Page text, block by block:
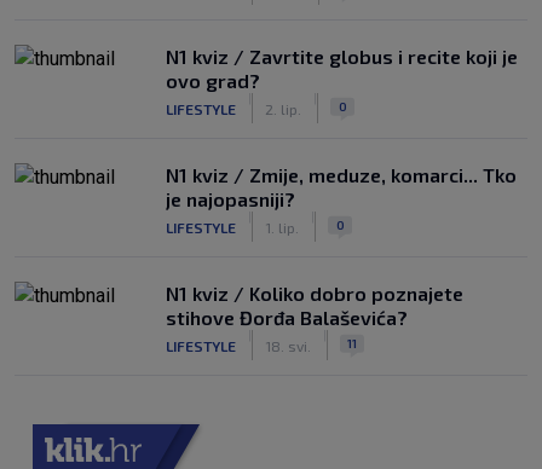
N1 kviz / Zavrtite globus i recite koji je
ovo grad?
LIFESTYLE 2. lip. 0
N1 kviz / Zmije, meduze, komarci... Tko
je najopasniji?
LIFESTYLE 1. lip. 0
N1 kviz / Koliko dobro poznajete
stihove Đorđa Balaševića?
LIFESTYLE 18. svi. 11